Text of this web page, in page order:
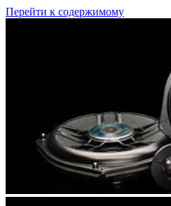
Перейти к содержимому